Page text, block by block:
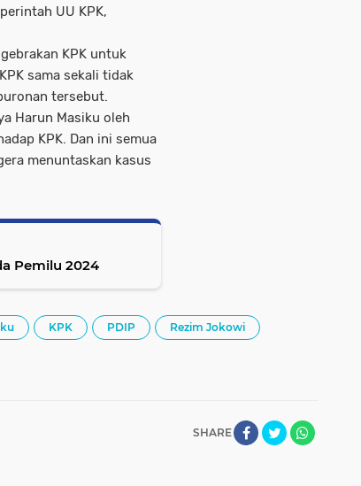
UU KPK,
KPK untuk
sama sekali tidak
tersebut.
Harun Masiku oleh
KPK. Dan ini semua
menuntaskan kasus
Pemilu 2024
KPK PDIP Rezim Jokowi
SHARE